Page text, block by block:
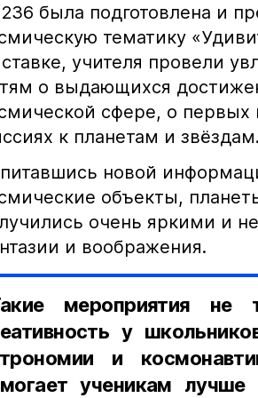
была подготовлена и
тематику
учителя провели
о выдающихся
сфере, о
к планетам и звёздам.
новой
объекты,
очень яркими и
и воображения.
мероприятия не
у
и
ученикам лучше